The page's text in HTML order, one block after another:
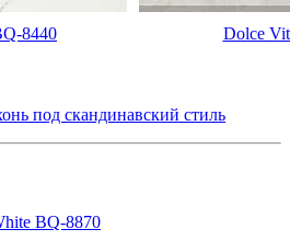
8440 Dolce
под скандинавский стиль
BQ-8870